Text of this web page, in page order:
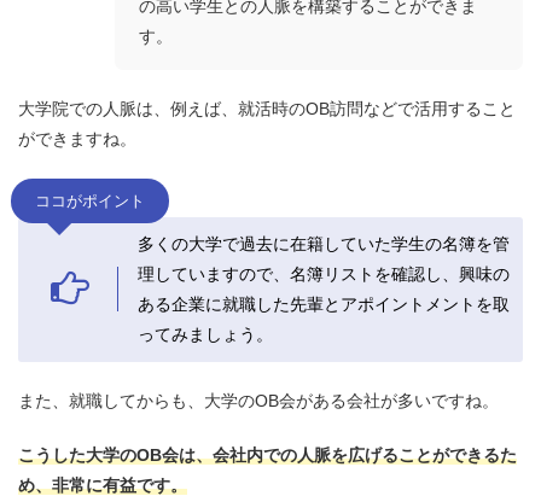
の高い学生との人脈を構築することができま
す。
大学院での人脈は、例えば、 就活時のOB訪問などで活用すること
ができますね。
ココがポイント
多くの大学で過去に在籍していた学生の名簿を管
理していますので、名簿リストを確認し、興味の
ある企業に就職した先輩とアポイントメントを取
ってみましょう。
また、就職してからも、 大学のOB会がある会社が多いですね。
こうした大学のOB会は、会社内での人脈を広げることができるた
め、非常に有益です。